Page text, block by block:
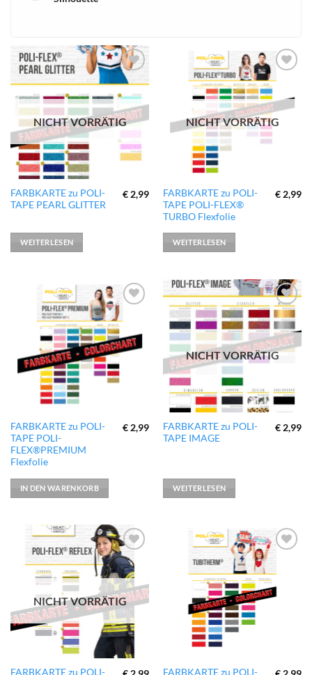
zur
hinzufügen
NICHT VORRÄTIG
FARBKARTE zu POLI-
TAPE PEARL GLITTER
€ 2,99
WEITERLESEN
zur
Wunschliste
hinzufügen
NICHT VORRÄTIG
FARBKARTE zu POLI-
TAPE POLI-FLEX®
TURBO Flexfolie
€ 2,99
WEITERLESEN
zur
Wunschliste
hinzufügen
FARBKARTE zu POLI-
TAPE POLI-
FLEX®PREMIUM
Flexfolie
€2,99
IN DEN WARENKORB
Wunschliste
hinzufügen
NICHT VORRÄTIG
FARBKARTE zu POLI-
TAPE IMAGE
€2,99
WEITERLESEN
zur
Wunschliste
hinzufügen
NICHT VORRÄTIG
FARBKARTE zu POLI-
zur
Wunschliste
hinzufügen
FARBKARTE zu POLI-